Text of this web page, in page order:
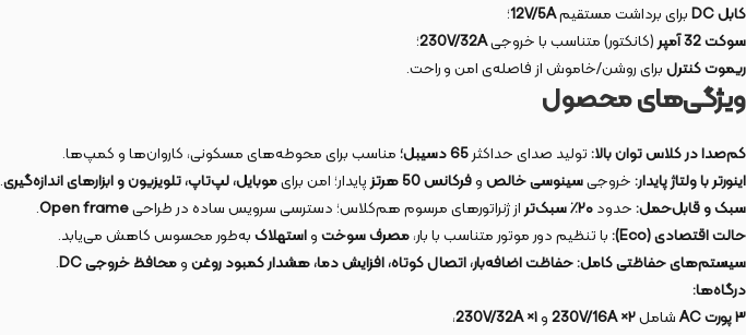
کابل DC
برای برداشت مستقیم12V/5A؛
سوکت 32 آمپر
(کانکتور) متناسب با خروجی230V/32A؛
ریموت کنترلبرای روشن/خاموش از فاصله‌ی امن و راحت.
ویژگی‌های محصول
کم‌صدا در کلاس توان بالا:تولید صدای حداکثر65 دسیبل؛
مناسب برای محوطه‌های مسکونی، کاروان‌ها و کمپ‌ها.
اینورتر با ولتاژ پایدار:خروجیسینوسی خالصوفرکانس 50 هرتز پایدار؛ امن برایموبایل، لپ‌تاپ، تلویزیون و ابزارهای اندازه‌گیری.
سبک و قابل‌حمل:حدود۲۰٪ سبک‌تر از ژنراتورهای مرسوم هم‌کلاس؛ دسترسی سرویس ساده در طراحیOpen frame
.
حالت اقتصادی (Eco):
با تنظیم دور موتور متناسب با بار،مصرف سوختواستهلاکبه‌طور محسوس کاهش می‌یابد.
سیستم‌های حفاظتی کامل:حفاظت اضافه‌بار، اتصال کوتاه، افزایش دما، هشدار کمبود روغنومحافظ خروجی DC
.
درگاه‌ها:
۳ پورت AC
شامل۲× 230V/16A و۱× 230V/32A
،